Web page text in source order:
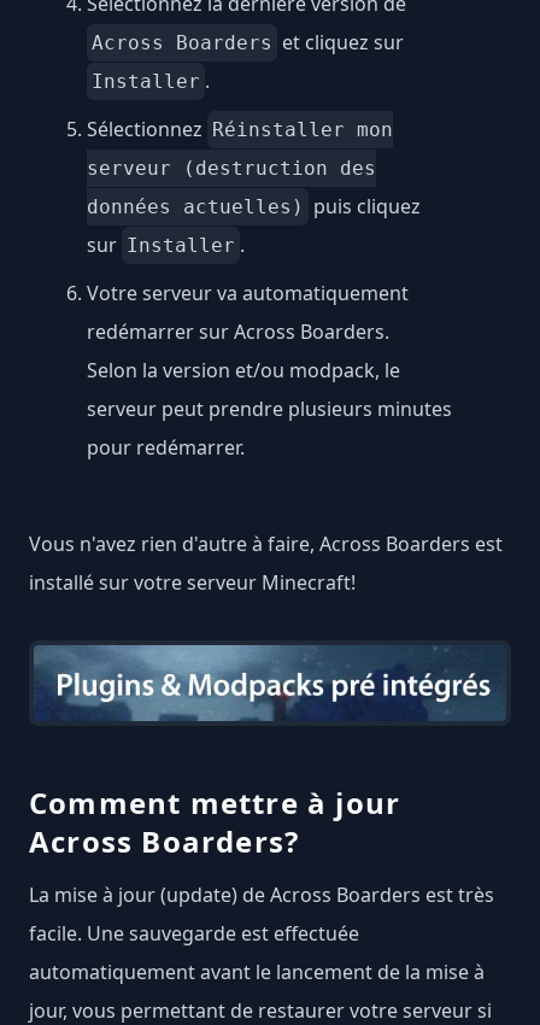
Across Boarders et cliquez sur
Installer .
Sélectionnez Réinstaller mon
serveur (destruction des
données actuelles)
puis cliquez
sur Installer .
Votre serveur va automatiquement
redémarrer sur Across Boarders.
Selon la version et/ou modpack, le
serveur peut prendre plusieurs minutes
pour redémarrer.
Vous n'avez rien d'autre à faire, Across Boarders est
installé sur votre serveur Minecraft!
Comment mettre à jour
Across Boarders?
La mise à jour (update) de Across Boarders est très
facile. Une sauvegarde est effectuée
automatiquement avant le lancement de la mise à
jour, vous permettant de restaurer votre serveur si